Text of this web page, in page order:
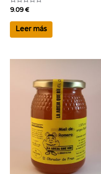
Valorado
0
de
9.09€
Leer más